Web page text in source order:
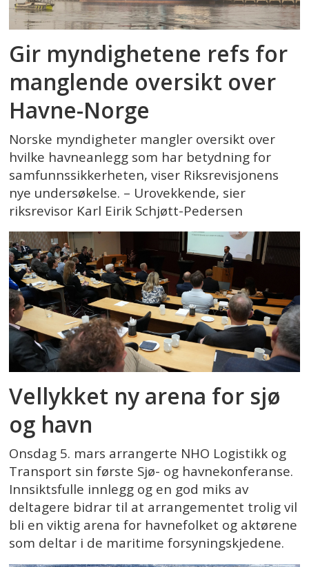
Gir myndighetene refs for
manglende oversikt over
Havne-Norge
Norske myndigheter mangler oversikt over
hvilke havneanlegg som har betydning for
samfunnssikkerheten, viser Riksrevisjonens
nye undersøkelse. – Urovekkende, sier
riksrevisor Karl Eirik Schjøtt-Pedersen
Vellykket ny arena for sjø
og havn
Onsdag 5. mars arrangerte NHO Logistikk og
Transport sin første Sjø- og havnekonferanse.
Innsiktsfulle innlegg og en god miks av
deltagere bidrar til at arrangementet trolig vil
bli en viktig arena for havnefolket og aktørene
som deltar i de maritime forsyningskjedene.